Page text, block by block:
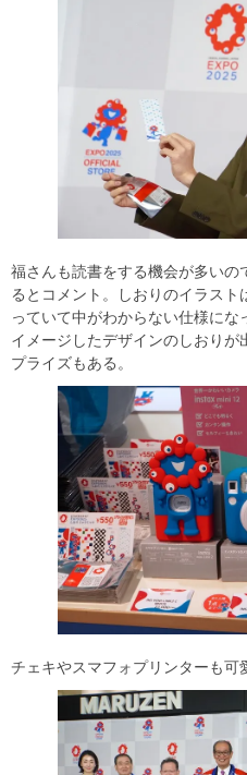
福さんも読書をする機会が多いの
るとコメント。しおりのイラス
っていて中がわからない仕様に
イメージしたデザインのしおり
プライズもある。
チェキやスマフォプリンターも可